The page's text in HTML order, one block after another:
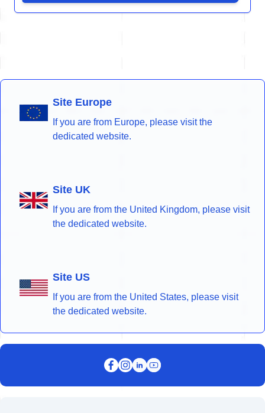
Site Europe
If you are from Europe, please visit the
dedicated website.
Site UK
If you are from the United Kingdom, please visit
the dedicated website.
Site US
If you are from the United States, please visit
the dedicated website.